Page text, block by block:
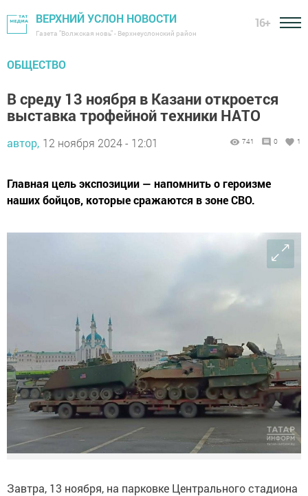
ВЕРХНИЙ УСЛОН НОВОСТИ
Газета "Волжская новь" - Верхнеуслонский район
16+
ОБЩЕСТВО
В среду 13 ноября в Казани откроется
выставка трофейной техники НАТО
автор, 12 ноября 2024 - 12:01 741 0 1
Главная цель экспозиции — напомнить о героизме
наших бойцов, которые сражаются в зоне СВО.
Завтра, 13 ноября, на парковке Центрального стадиона